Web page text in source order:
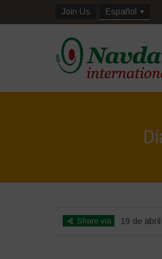
Join Us Español
Share via 19 de